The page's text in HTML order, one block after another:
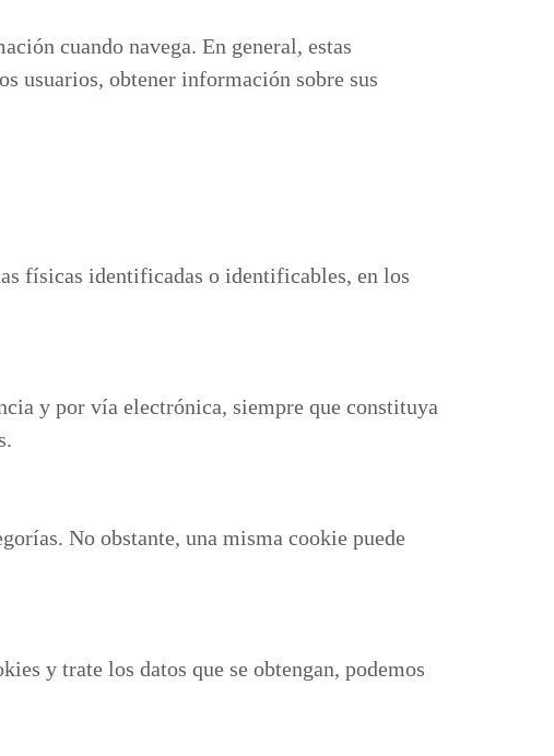
cuando navega. En general, estas
usuarios, obtener información sobre sus
físicas identificadas o identificables, en los
y por vía electrónica, siempre que constituya
No obstante, una misma cookie puede
y trate los datos que se obtengan, podemos